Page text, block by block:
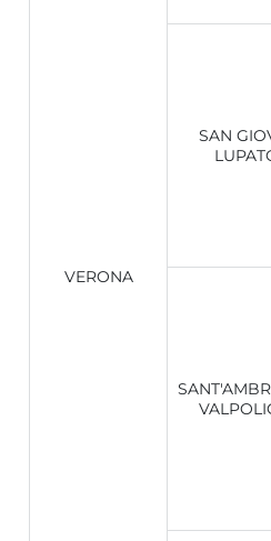
VERONA
SAN